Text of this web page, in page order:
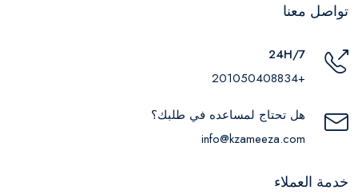
تواصل معنا
24H/7
+201050408834
هل تحتاج لمساعده في طلبك؟
info@kzameeza.com
خدمة العملاء